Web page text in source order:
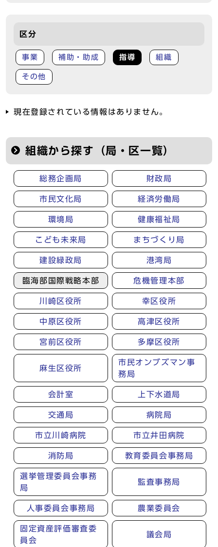
区分
事業 補助・助成 指導 組織
その他
現在登録されている情報はありません。
組織から探す（局・区一覧）
総務企画局 財政局
市民文化局 経済労働局
環境局 健康福祉局
こども未来局 まちづくり局
建設緑政局 港湾局
臨海部国際戦略本部 危機管理本部
川崎区役所 幸区役所
中原区役所 高津区役所
宮前区役所 多摩区役所
麻生区役所
市民オンブズマン事
務局
会計室 上下水道局
交通局 病院局
市立川崎病院 市立井田病院
消防局 教育委員会事務局
選挙管理委員会事務
局
監査事務局
人事委員会事務局 農業委員会
固定資産評価審査委
員会
議会局